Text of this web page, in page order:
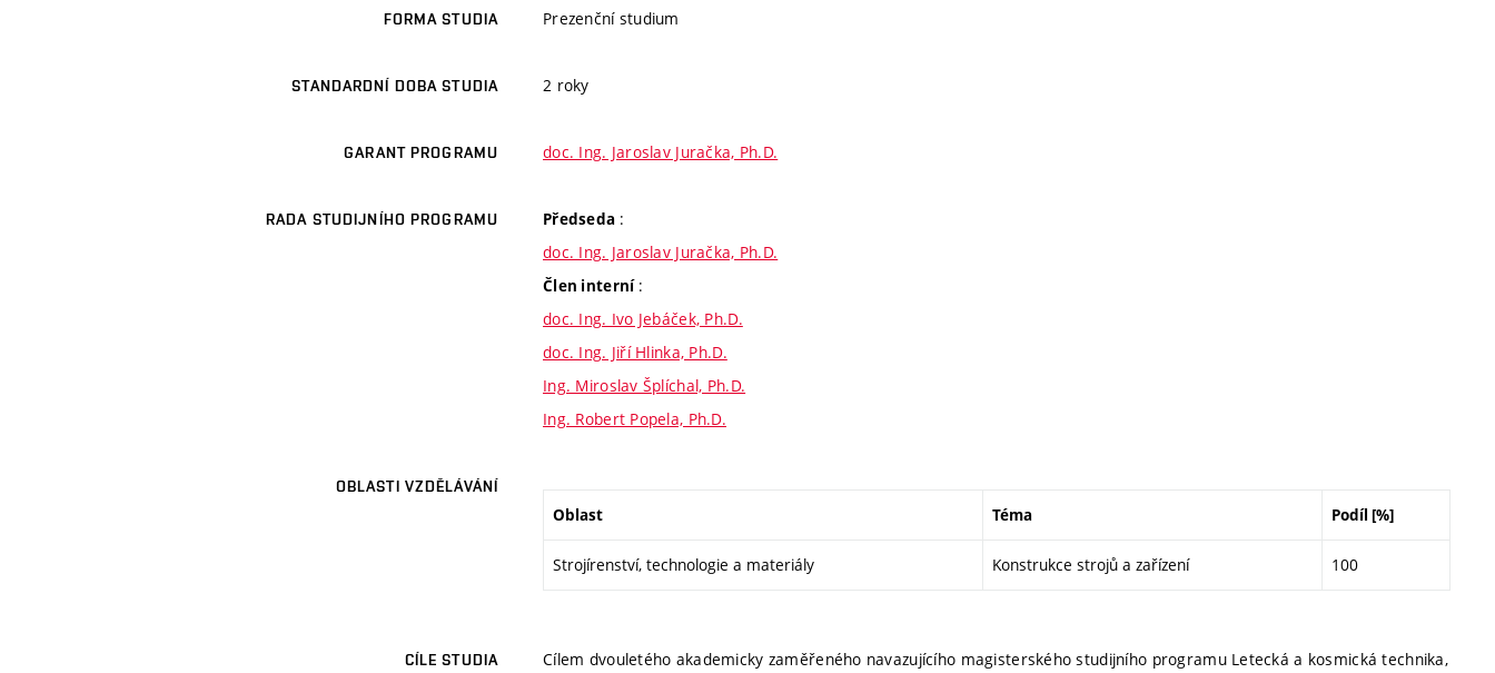
FORMA STUDIA Prezenční studium
STANDARDNÍ DOBA STUDIA 2 roky
GARANT PROGRAMU doc. Ing. Jaroslav Juračka, Ph.D.
RADA STUDIJNÍHO PROGRAMU Předseda :
doc. Ing. Jaroslav Juračka, Ph.D.
Člen interní :
doc. Ing. Ivo Jebáček, Ph.D.
doc. Ing. Jiří Hlinka, Ph.D.
Ing. Miroslav Šplíchal, Ph.D.
Ing. Robert Popela, Ph.D.
OBLASTI VZDĚLÁVÁNÍ
Oblast Téma Podíl [%]
Strojírenství, technologie a materiály Konstrukce strojů a zařízení 100
CÍLE STUDIA
Cílem dvouletého akademicky zaměřeného navazujícího magisterského studijního programu Letecká a kosmická technika,